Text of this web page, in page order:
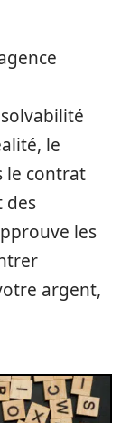
le
le contrat
des
les
argent,